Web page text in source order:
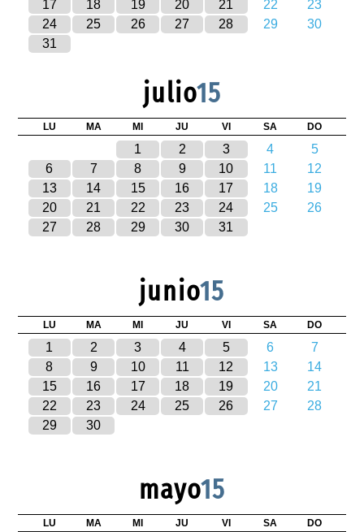
17
18 19 20 21 22
23
24
25 26 27 28 29
30
31
julio15
LU MA MI JU VI SA DO
1 2 3 4
5
6
7 8 9 10 11
12
13
14 15 16 17 18
19
20
21 22 23 24 25
26
27
28 29 30 31
junio15
LU MA MI JU VI SA DO
1 2 3 4 5 6
7
8
9 10 11 12 13
14
15
16 17 18 19 20
21
22
23 24 25 26 27
28
29
30
mayo15
LU MA MI JU VI SA DO